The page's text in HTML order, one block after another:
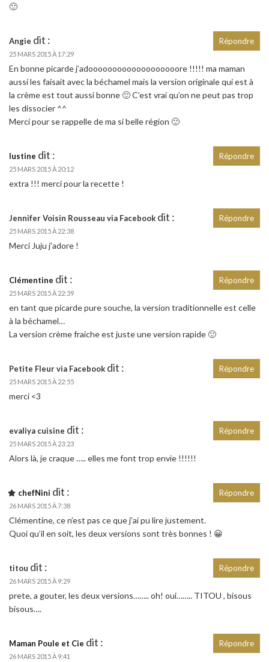
🙂
Angie dit :
25 MARS 2015 À 17:29
En bonne picarde j’adooooooooooooooooooore !!!!! ma maman
aussi les faisait avec la béchamel mais la version originale qui est à
la crème est tout aussi bonne 🙂 C’est vrai qu’on ne peut pas trop
les dissocier ^^
Merci pour se rappelle de ma si belle région 🙂
Répondre
lustine dit :
25 MARS 2015 À 20:12
extra !!! merci pour la recette !
Répondre
Jennifer Voisin Rousseau via Facebook dit :
25 MARS 2015 À 22:38
Merci Juju j’adore !
Répondre
Clémentine dit :
25 MARS 2015 À 22:39
en tant que picarde pure souche, la version traditionnelle est celle
à la béchamel…
La version crème fraiche est juste une version rapide 🙂
Répondre
Petite Fleur via Facebook dit :
25 MARS 2015 À 22:55
merci <3
Répondre
evaliya cuisine dit :
25 MARS 2015 À 23:23
Alors là, je craque ….. elles me font trop envie !!!!!!
Répondre
chefNini dit :
26 MARS 2015 À 7:38
Clémentine, ce n’est pas ce que j’ai pu lire justement.
Quoi qu’il en soit, les deux versions sont très bonnes ! 😀
Répondre
titou dit :
26 MARS 2015 À 9:29
prete, a gouter, les deux versions…….. oh! oui…….. TITOU , bisous
bisous….
Répondre
Maman Poule et Cie dit :
26 MARS 2015 À 9:41
Répondre